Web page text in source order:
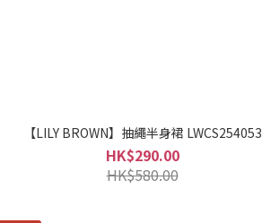
【LILY BROWN】抽繩半身裙 LWCS254053
HK$290.00
HK$580.00